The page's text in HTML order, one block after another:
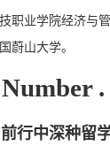
职业学院经济与
蔚山大学。
Number
前行中深种留